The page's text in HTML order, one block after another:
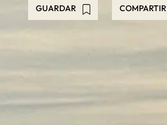
GUARDAR COMPARTIR